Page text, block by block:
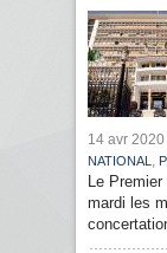
14 avr 2020
NATIONAL ,
Le
mardi les